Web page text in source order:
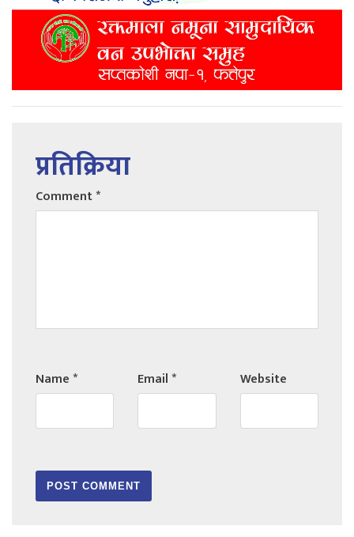
प्रतिक्रिया
Comment*
Name* Email* Website